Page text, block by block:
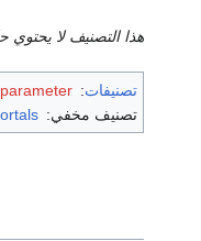
هذا التصنيف لا
تصنيفات:
تصنيف مخفي: